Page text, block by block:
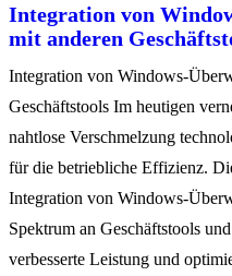
Integration von
mit anderen
Integration von Windows-
Geschäftstools Im heutigen
nahtlose Verschmelzung
für die betriebliche Effizienz.
Integration von Windows-
Spektrum an Geschäftstools
verbesserte Leistung und